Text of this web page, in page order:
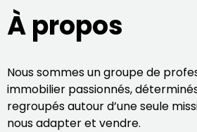
À propos
Nous sommes un groupe de
immobilier passionnés,
regroupés autour d’une seule
nous adapter et vendre.